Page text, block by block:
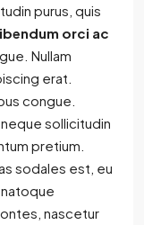
purus, quis
orci ac
Nullam
erat.
congue.
sollicitudin
pretium.
sodales est, eu
nascetur